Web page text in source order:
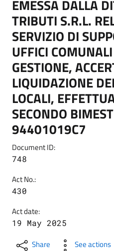
EMESSA DALLA
TRIBUTI S.R.L.
SERVIZIO DI
UFFICI
GESTIONE,
LIQUIDAZIONE
LOCALI,
SECONDO
94401019C7
Document ID:
748
Act No.:
430
Act date:
19 May 2025
Share See actions